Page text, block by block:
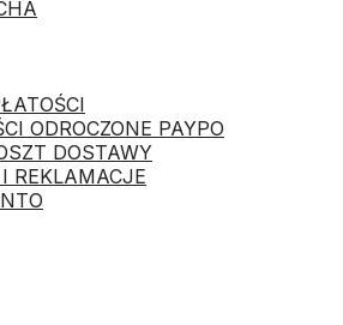
ODROCZONE PAYPO
DOSTAWY
REKLAMACJE